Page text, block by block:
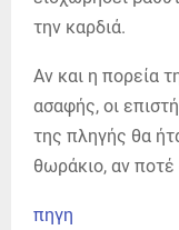
την καρδιά.
Αν και η πορεία
ασαφής, οι
της πληγής θα
θωράκιο, αν
πηγη